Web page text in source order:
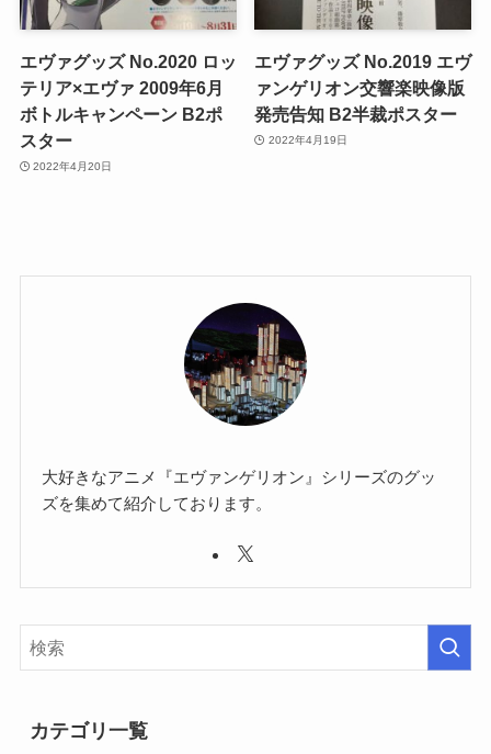
エヴァグッズ No.2020 ロッ
テリア×エヴァ 2009年6月
ボトルキャンペーン B2ポ
スター
2022年4月20日
エヴァグッズ No.2019 エヴ
ァンゲリオン交響楽映像版
発売告知 B2半裁ポスター
2022年4月19日
大好きなアニメ『エヴァンゲリオン』シリーズのグッ
ズを集めて紹介しております。
カテゴリ一覧